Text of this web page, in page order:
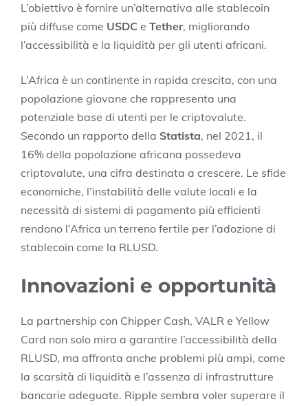
L’obiettivo è fornire un’alternativa alle stablecoin
più diffuse come USDC e Tether, migliorando
l’accessibilità e la liquidità per gli utenti africani.
L’Africa è un continente in rapida crescita, con una
popolazione giovane che rappresenta una
potenziale base di utenti per le criptovalute.
Secondo un rapporto della Statista, nel 2021, il
16% della popolazione africana possedeva
criptovalute, una cifra destinata a crescere. Le sfide
economiche, l’instabilità delle valute locali e la
necessità di sistemi di pagamento più efficienti
rendono l’Africa un terreno fertile per l’adozione di
stablecoin come la RLUSD.
Innovazioni e opportunità
La partnership con Chipper Cash, VALR e Yellow
Card non solo mira a garantire l’accessibilità della
RLUSD, ma affronta anche problemi più ampi, come
la scarsità di liquidità e l’assenza di infrastrutture
bancarie adeguate. Ripple sembra voler superare il